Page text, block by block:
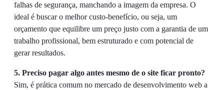
falhas de segurança, manchando a imagem da empresa. O
ideal é buscar o melhor custo-benefício, ou seja, um
orçamento que equilibre um preço justo com a garantia de um
trabalho profissional, bem estruturado e com potencial de
gerar resultados.
5. Preciso pagar algo antes mesmo de o site ficar pronto?
Sim, é prática comum no mercado de desenvolvimento web a